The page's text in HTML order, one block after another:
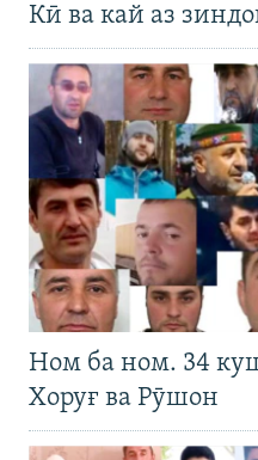
Кӣ ва кай аз
Ном ба ном. 34
Хоруғ ва Рӯшон